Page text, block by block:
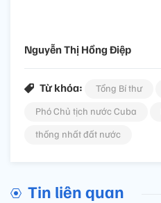
Nguyễn Thị Hồng Điệp
Từ khóa: Tổng Bí thư
Phó Chủ tịch nước Cuba
thống nhất đất nước
Tin liên quan